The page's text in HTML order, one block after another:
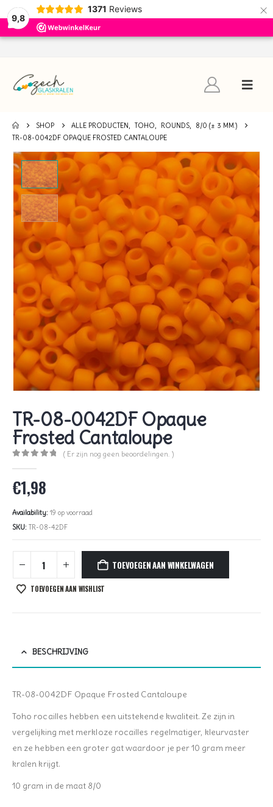
9,8
1371 Reviews ×
SHOP ALLE PRODUCTEN, TOHO, ROUNDS,
8/0 (± 3 MM.)
TR-08-0042DF OPAQUE FROSTED CANTALOUPE
TR-08-0042DF Opaque
Frosted Cantaloupe
( Er zijn nog geen beoordelingen. )
€1,98
Availability: 19 op voorraad
SKU: TR-08-42DF
TOEVOEGEN AAN WINKELWAGEN
TOEVOEGEN AAN WISHLIST
BESCHRIJVING
TR-08-0042DF Opaque Frosted Cantaloupe
Toho rocailles hebben een uitstekende kwaliteit. Ze zijn in
vergelijking met merkloze rocailles regelmatiger, kleurvaster
en ze hebben een groter gat waardoor je per 10 gram meer
kralen krijgt.
10 gram in de maat 8/0